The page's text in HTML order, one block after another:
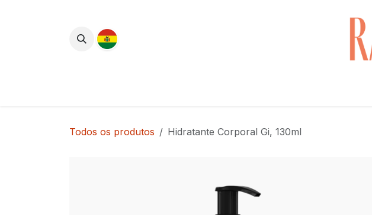
Todos os produtos Hidratante Corporal Gi, 130ml